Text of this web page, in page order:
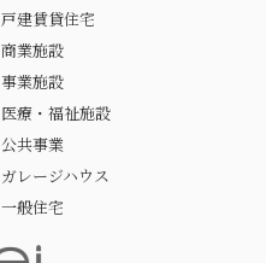
戸建賃貸住宅
商業施設
事業施設
医療・福祉施設
公共事業
ガレージハウス
一般住宅